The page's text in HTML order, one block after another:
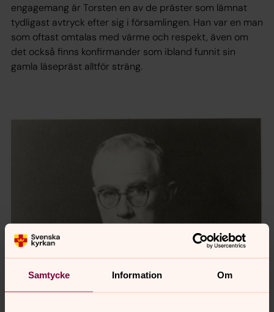
Samtycke Information Om
engagemang är Torsten en av de präster som lämnat
tydligast avtryck efter sig i församlingen. Han var en man
som oftast omtalas med värme och respekt, även om
det också finns konfirmander som ibland funnit sin
gamla läsepräst alltför sträng.